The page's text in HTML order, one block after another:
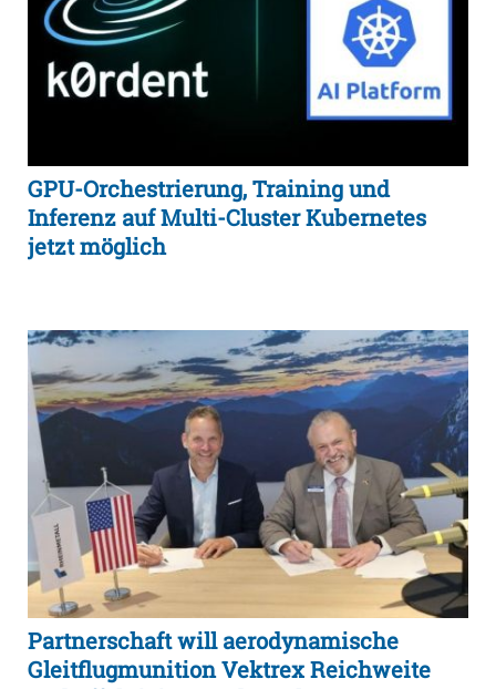
GPU-Orchestrierung, Training und
Inferenz auf Multi-Cluster Kubernetes
jetzt möglich
Partnerschaft will aerodynamische
Gleitflugmunition Vektrex Reichweite